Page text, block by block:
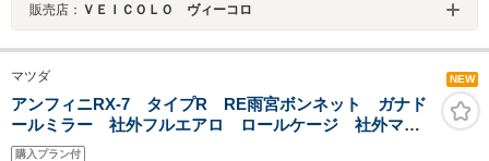
販売店： ＶＥＩＣＯＬＯ ヴィーコロ
マツダ NEW
アンフィニRX-7 タイプR RE雨宮ボンネット ガナド
ールミラー 社外フルエアロ ロールケージ 社外マフ
ラー 車高調 WedsAW
購入プラン付